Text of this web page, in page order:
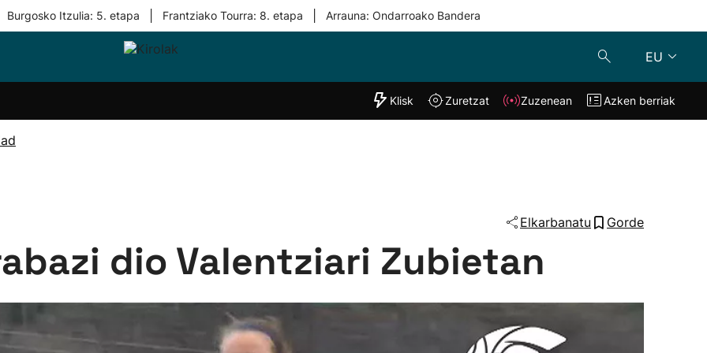
Burgosko Itzulia: 5. etapa Frantziako Tourra: 8. etapa Arrauna: Ondarroako Bandera
EU
Taldeak
"Helmuga"
Klisk Zuzenean
Klisk Zuretzat Zuzenean Azken berriak
Elkarbanatu Gorde
dio Valentziari Zubietan